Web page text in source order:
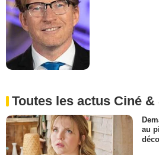
Toutes les actus Ciné &
au